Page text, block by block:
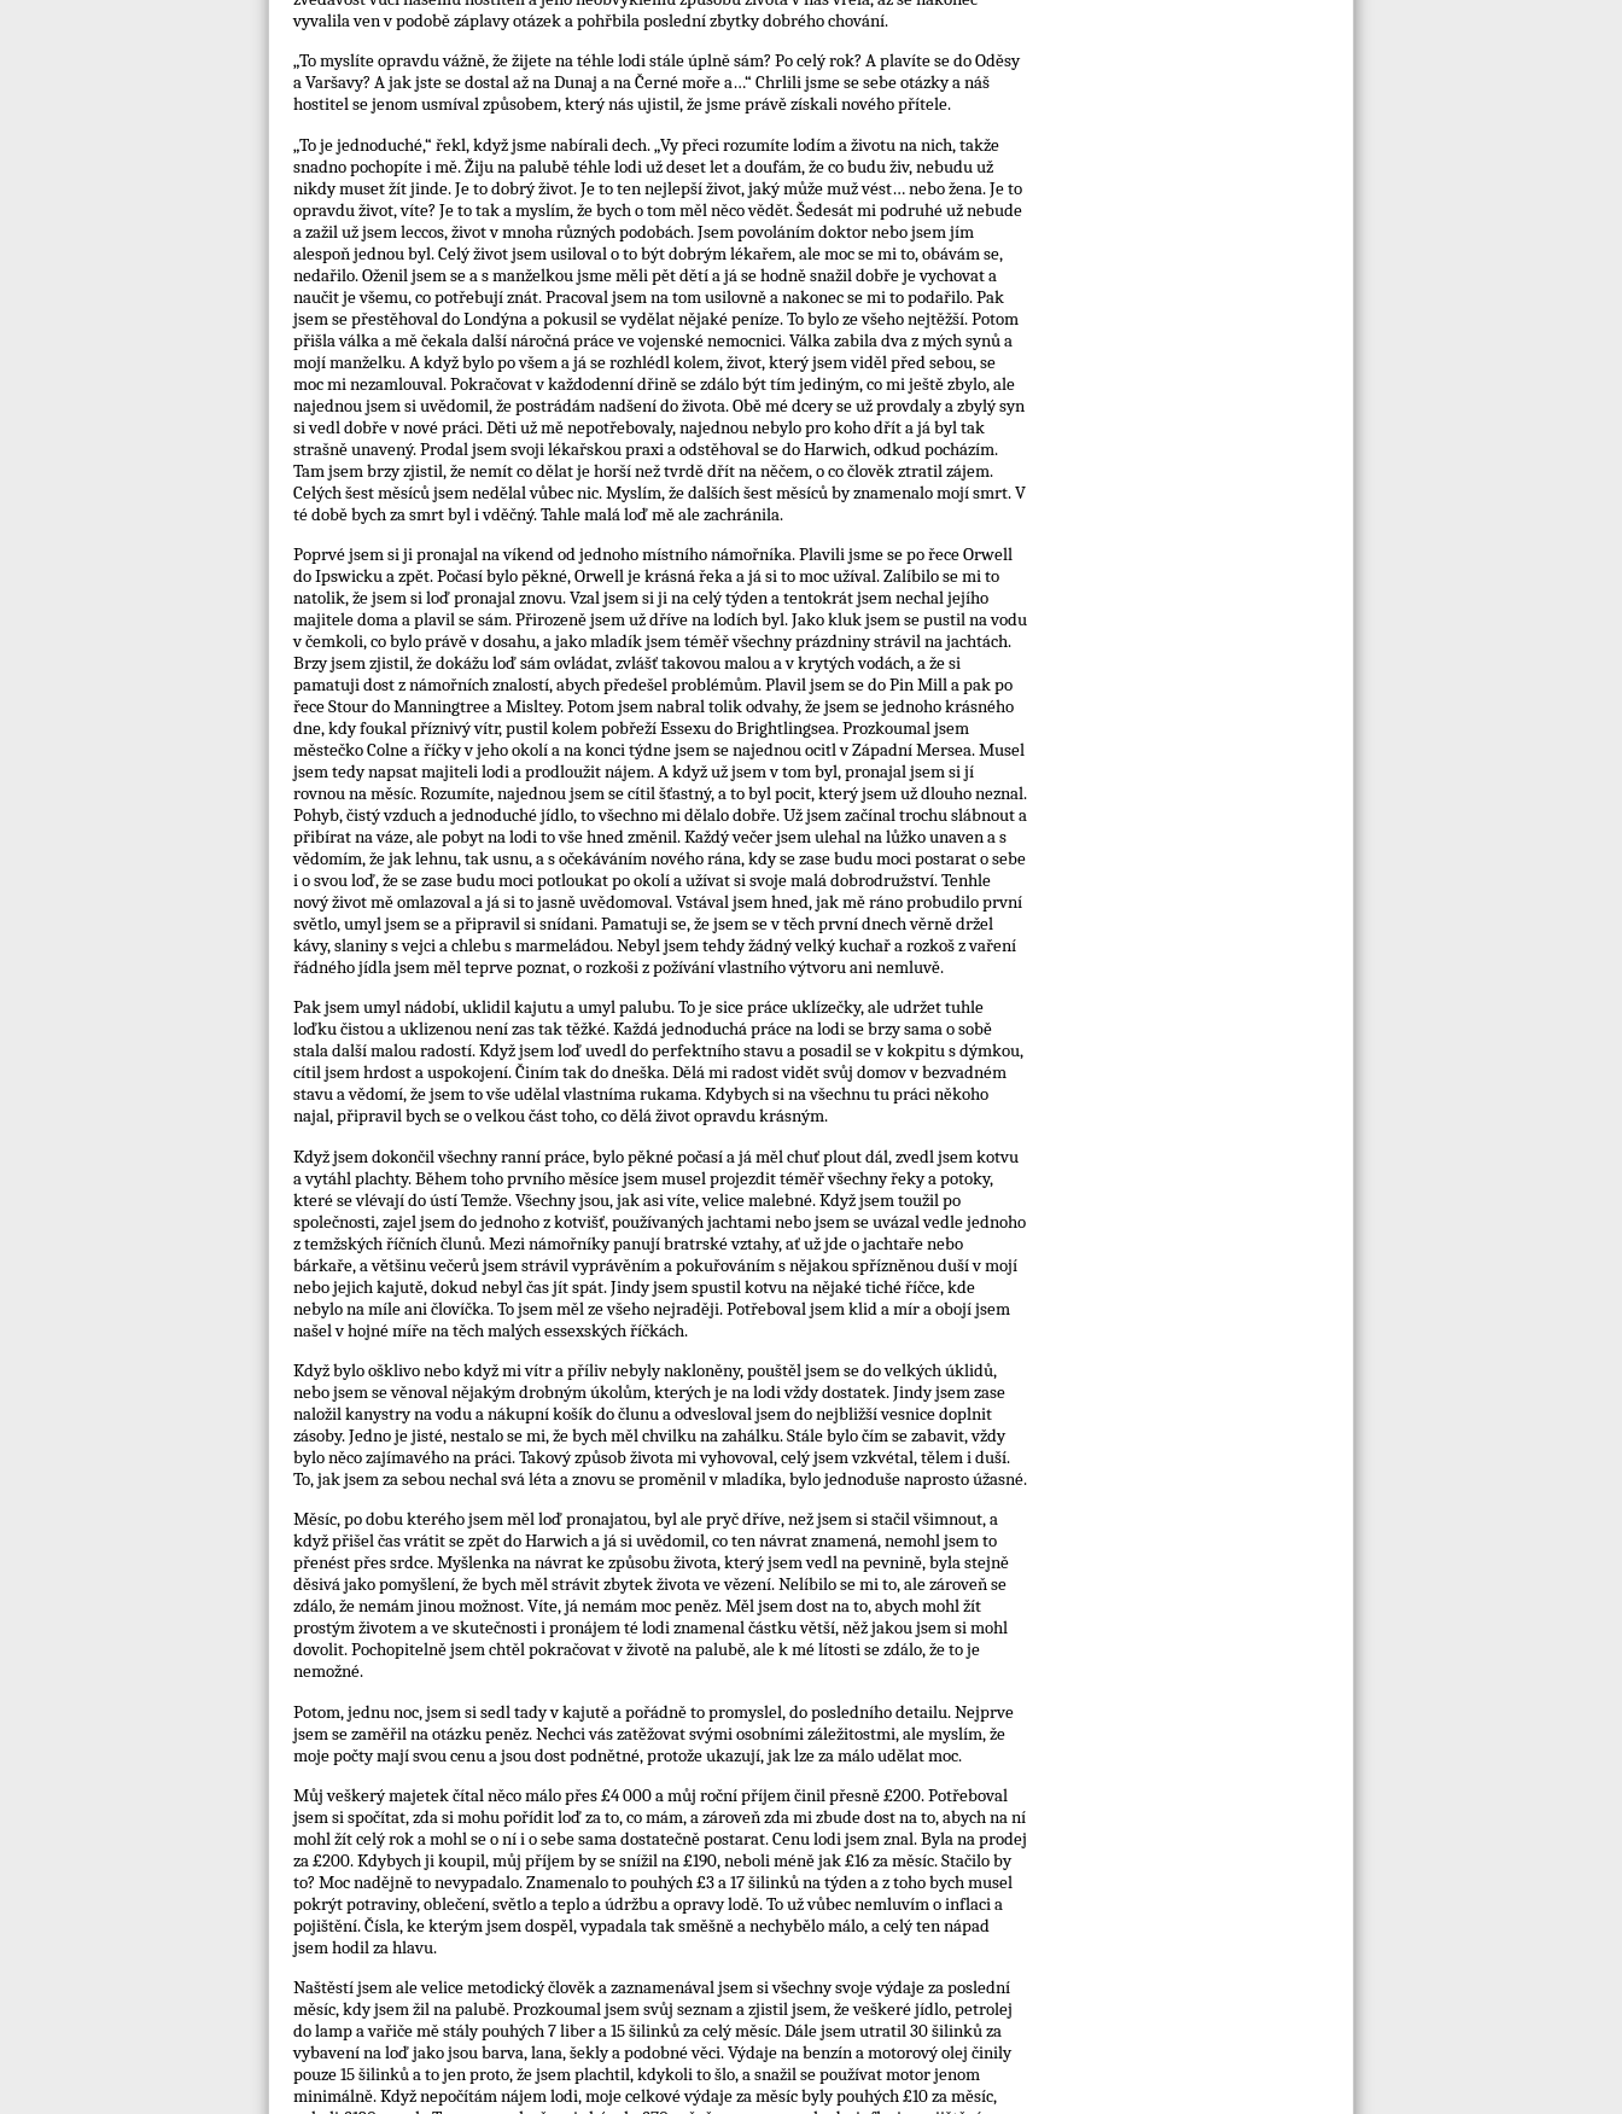
vyvalila ven v podobě záplavy otázek a pohřbila poslední zbytky dobrého chování.
„To myslíte opravdu vážně, že žijete na téhle lodi stále úplně sám? Po celý rok? A plavíte se do Oděsy
a Varšavy? A jak jste se dostal až na Dunaj a na Černé moře a…“ Chrlili jsme se sebe otázky a náš
hostitel se jenom usmíval způsobem, který nás ujistil, že jsme právě získali nového přítele.
„To je jednoduché,“ řekl, když jsme nabírali dech. „Vy přeci rozumíte lodím a životu na nich, takže
snadno pochopíte i mě. Žiju na palubě téhle lodi už deset let a doufám, že co budu živ, nebudu už
nikdy muset žít jinde. Je to dobrý život. Je to ten nejlepší život, jaký může muž vést… nebo žena. Je to
opravdu život, víte? Je to tak a myslím, že bych o tom měl něco vědět. Šedesát mi podruhé už nebude
a zažil už jsem leccos, život v mnoha různých podobách. Jsem povoláním doktor nebo jsem jím
alespoň jednou byl. Celý život jsem usiloval o to být dobrým lékařem, ale moc se mi to, obávám se,
nedařilo. Oženil jsem se a s manželkou jsme měli pět dětí a já se hodně snažil dobře je vychovat a
naučit je všemu, co potřebují znát. Pracoval jsem na tom usilovně a nakonec se mi to podařilo. Pak
jsem se přestěhoval do Londýna a pokusil se vydělat nějaké peníze. To bylo ze všeho nejtěžší. Potom
přišla válka a mě čekala další náročná práce ve vojenské nemocnici. Válka zabila dva z mých synů a
mojí manželku. A když bylo po všem a já se rozhlédl kolem, život, který jsem viděl před sebou, se
moc mi nezamlouval. Pokračovat v každodenní dřině se zdálo být tím jediným, co mi ještě zbylo, ale
najednou jsem si uvědomil, že postrádám nadšení do života. Obě mé dcery se už provdaly a zbylý syn
si vedl dobře v nové práci. Děti už mě nepotřebovaly, najednou nebylo pro koho dřít a já byl tak
strašně unavený. Prodal jsem svoji lékařskou praxi a odstěhoval se do Harwich, odkud pocházím.
Tam jsem brzy zjistil, že nemít co dělat je horší než tvrdě dřít na něčem, o co člověk ztratil zájem.
Celých šest měsíců jsem nedělal vůbec nic. Myslím, že dalších šest měsíců by znamenalo mojí smrt. V
té době bych za smrt byl i vděčný. Tahle malá loď mě ale zachránila.
Poprvé jsem si ji pronajal na víkend od jednoho místního námořníka. Plavili jsme se po řece Orwell
do Ipswicku a zpět. Počasí bylo pěkné, Orwell je krásná řeka a já si to moc užíval. Zalíbilo se mi to
natolik, že jsem si loď pronajal znovu. Vzal jsem si ji na celý týden a tentokrát jsem nechal jejího
majitele doma a plavil se sám. Přirozeně jsem už dříve na lodích byl. Jako kluk jsem se pustil na vodu
v čemkoli, co bylo právě v dosahu, a jako mladík jsem téměř všechny prázdniny strávil na jachtách.
Brzy jsem zjistil, že dokážu loď sám ovládat, zvlášť takovou malou a v krytých vodách, a že si
pamatuji dost z námořních znalostí, abych předešel problémům. Plavil jsem se do Pin Mill a pak po
řece Stour do Manningtree a Misltey. Potom jsem nabral tolik odvahy, že jsem se jednoho krásného
dne, kdy foukal příznivý vítr, pustil kolem pobřeží Essexu do Brightlingsea. Prozkoumal jsem
městečko Colne a říčky v jeho okolí a na konci týdne jsem se najednou ocitl v Západní Mersea. Musel
jsem tedy napsat majiteli lodi a prodloužit nájem. A když už jsem v tom byl, pronajal jsem si jí
rovnou na měsíc. Rozumíte, najednou jsem se cítil šťastný, a to byl pocit, který jsem už dlouho neznal.
Pohyb, čistý vzduch a jednoduché jídlo, to všechno mi dělalo dobře. Už jsem začínal trochu slábnout a
přibírat na váze, ale pobyt na lodi to vše hned změnil. Každý večer jsem ulehal na lůžko unaven a s
vědomím, že jak lehnu, tak usnu, a s očekáváním nového rána, kdy se zase budu moci postarat o sebe
i o svou loď, že se zase budu moci potloukat po okolí a užívat si svoje malá dobrodružství. Tenhle
nový život mě omlazoval a já si to jasně uvědomoval. Vstával jsem hned, jak mě ráno probudilo první
světlo, umyl jsem se a připravil si snídani. Pamatuji se, že jsem se v těch první dnech věrně držel
kávy, slaniny s vejci a chlebu s marmeládou. Nebyl jsem tehdy žádný velký kuchař a rozkoš z vaření
řádného jídla jsem měl teprve poznat, o rozkoši z požívání vlastního výtvoru ani nemluvě.
Pak jsem umyl nádobí, uklidil kajutu a umyl palubu. To je sice práce uklízečky, ale udržet tuhle
loďku čistou a uklizenou není zas tak těžké. Každá jednoduchá práce na lodi se brzy sama o sobě
stala další malou radostí. Když jsem loď uvedl do perfektního stavu a posadil se v kokpitu s dýmkou,
cítil jsem hrdost a uspokojení. Činím tak do dneška. Dělá mi radost vidět svůj domov v bezvadném
stavu a vědomí, že jsem to vše udělal vlastníma rukama. Kdybych si na všechnu tu práci někoho
najal, připravil bych se o velkou část toho, co dělá život opravdu krásným.
Když jsem dokončil všechny ranní práce, bylo pěkné počasí a já měl chuť plout dál, zvedl jsem kotvu
a vytáhl plachty. Během toho prvního měsíce jsem musel projezdit téměř všechny řeky a potoky,
které se vlévají do ústí Temže. Všechny jsou, jak asi víte, velice malebné. Když jsem toužil po
společnosti, zajel jsem do jednoho z kotvišť, používaných jachtami nebo jsem se uvázal vedle jednoho
z temžských říčních člunů. Mezi námořníky panují bratrské vztahy, ať už jde o jachtaře nebo
bárkaře, a většinu večerů jsem strávil vyprávěním a pokuřováním s nějakou spřízněnou duší v mojí
nebo jejich kajutě, dokud nebyl čas jít spát. Jindy jsem spustil kotvu na nějaké tiché říčce, kde
nebylo na míle ani človíčka. To jsem měl ze všeho nejraději. Potřeboval jsem klid a mír a obojí jsem
našel v hojné míře na těch malých essexských říčkách.
Když bylo ošklivo nebo když mi vítr a příliv nebyly nakloněny, pouštěl jsem se do velkých úklidů,
nebo jsem se věnoval nějakým drobným úkolům, kterých je na lodi vždy dostatek. Jindy jsem zase
naložil kanystry na vodu a nákupní košík do člunu a odvesloval jsem do nejbližší vesnice doplnit
zásoby. Jedno je jisté, nestalo se mi, že bych měl chvilku na zahálku. Stále bylo čím se zabavit, vždy
bylo něco zajímavého na práci. Takový způsob života mi vyhovoval, celý jsem vzkvétal, tělem i duší.
To, jak jsem za sebou nechal svá léta a znovu se proměnil v mladíka, bylo jednoduše naprosto úžasné.
Měsíc, po dobu kterého jsem měl loď pronajatou, byl ale pryč dříve, než jsem si stačil všimnout, a
když přišel čas vrátit se zpět do Harwich a já si uvědomil, co ten návrat znamená, nemohl jsem to
přenést přes srdce. Myšlenka na návrat ke způsobu života, který jsem vedl na pevnině, byla stejně
děsivá jako pomyšlení, že bych měl strávit zbytek života ve vězení. Nelíbilo se mi to, ale zároveň se
zdálo, že nemám jinou možnost. Víte, já nemám moc peněz. Měl jsem dost na to, abych mohl žít
prostým životem a ve skutečnosti i pronájem té lodi znamenal částku větší, něž jakou jsem si mohl
dovolit. Pochopitelně jsem chtěl pokračovat v životě na palubě, ale k mé lítosti se zdálo, že to je
nemožné.
Potom, jednu noc, jsem si sedl tady v kajutě a pořádně to promyslel, do posledního detailu. Nejprve
jsem se zaměřil na otázku peněz. Nechci vás zatěžovat svými osobními záležitostmi, ale myslím, že
moje počty mají svou cenu a jsou dost podnětné, protože ukazují, jak lze za málo udělat moc.
Můj veškerý majetek čítal něco málo přes £4 000 a můj roční příjem činil přesně £200. Potřeboval
jsem si spočítat, zda si mohu pořídit loď za to, co mám, a zároveň zda mi zbude dost na to, abych na ní
mohl žít celý rok a mohl se o ní i o sebe sama dostatečně postarat. Cenu lodi jsem znal. Byla na prodej
za £200. Kdybych ji koupil, můj příjem by se snížil na £190, neboli méně jak £16 za měsíc. Stačilo by
to? Moc nadějně to nevypadalo. Znamenalo to pouhých £3 a 17 šilinků na týden a z toho bych musel
pokrýt potraviny, oblečení, světlo a teplo a údržbu a opravy lodě. To už vůbec nemluvím o inflaci a
pojištění. Čísla, ke kterým jsem dospěl, vypadala tak směšně a nechybělo málo, a celý ten nápad
jsem hodil za hlavu.
Naštěstí jsem ale velice metodický člověk a zaznamenával jsem si všechny svoje výdaje za poslední
měsíc, kdy jsem žil na palubě. Prozkoumal jsem svůj seznam a zjistil jsem, že veškeré jídlo, petrolej
do lamp a vařiče mě stály pouhých 7 liber a 15 šilinků za celý měsíc. Dále jsem utratil 30 šilinků za
vybavení na loď jako jsou barva, lana, šekly a podobné věci. Výdaje na benzín a motorový olej činily
pouze 15 šilinků a to jen proto, že jsem plachtil, kdykoli to šlo, a snažil se používat motor jenom
minimálně. Když nepočítám nájem lodi, moje celkové výdaje za měsíc byly pouhých £10 za měsíc,